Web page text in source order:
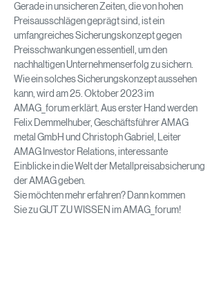
Gerade in unsicheren Zeiten, die von hohen
Preisausschlägen geprägt sind, ist ein
umfangreiches Sicherungskonzept gegen
Preisschwankungen essentiell, um den
nachhaltigen Unternehmenserfolg zu sichern.
Wie ein solches Sicherungskonzept aussehen
kann, wird am 25. Oktober 2023 im
AMAG_forum erklärt. Aus erster Hand werden
Felix Demmelhuber, Geschäftsführer AMAG
metal GmbH und Christoph Gabriel, Leiter
AMAG Investor Relations, interessante
Einblicke in die Welt der Metallpreisabsicherung
der AMAG geben.
Sie möchten mehr erfahren? Dann kommen
Sie zu GUT ZU WISSEN im AMAG_forum!